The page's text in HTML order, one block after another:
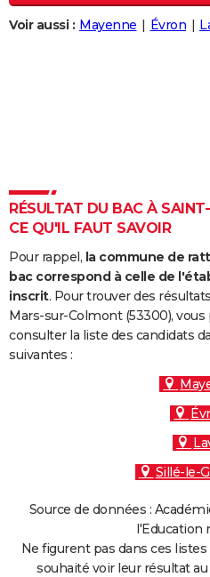
Destinations
City break
Voyage nature
Voyage de noces
Forum
Climat
+
PHOTO
Dictionnaire
Biographies
Citations
Expressions
Proverbes
PROGRAMME TV
COPAINS D'AVANT
Se connecter
Collèges
Universités
Service militaire
Avis de recherche
AVIS DE DÉCÈS
FORUM
Bricolage
Lifestyle
Culture
Sport
Auto
Television
Voyage
Cinema
Voir aussi : Mayenne Évron
RÉSULTAT DU BAC À
CE QU'IL FAUT SAVOIR
Pour rappel, la commune de
bac correspond à celle de
inscrit. Pour trouver des
Mars-sur-Colmont (53300),
consulter la liste des candidats
suivantes :
Sillé-le-
Source de données :
l'Education
Ne figurent pas dans ces
souhaité voir leur résultat